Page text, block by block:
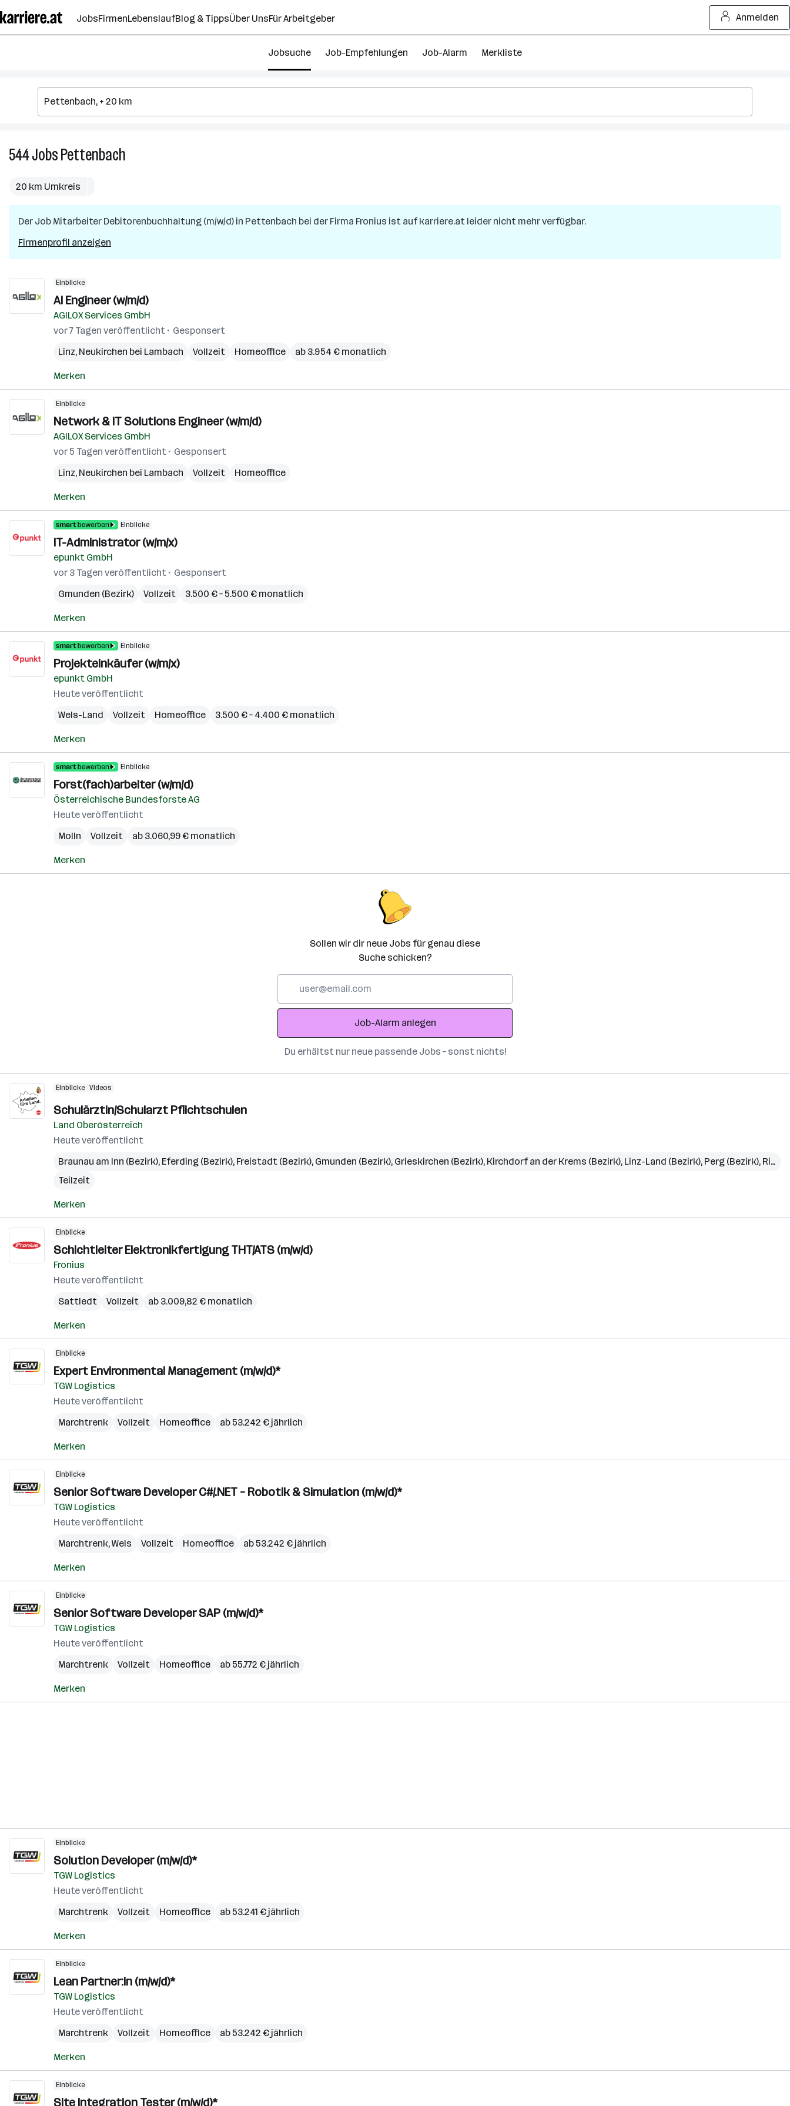
Seiteninhalt
springen
JobsFirmenLebenslaufBlog & TippsÜber UnsFür Arbeitgeber Anmelden
Jobsuche Job-Empfehlungen Job-Alarm Merkliste
544JobsPettenbach
20 km Umkreis
Der Job Mitarbeiter Debitorenbuchhaltung (m/w/d) in Pettenbach bei der Firma Fronius ist auf karriere.at leider nicht mehr verfügbar.
Firmenprofil anzeigen
Einblicke
AI Engineer (w/m/d)
AGILOX Services GmbH
vor 7 Tagen veröffentlicht
Gesponsert
Linz, Neukirchen bei Lambach Vollzeit Homeoffice ab 3.954 € monatlich
Merken
Einblicke
Network & IT Solutions Engineer (w/m/d)
AGILOX Services GmbH
vor 5 Tagen veröffentlicht
Gesponsert
Linz, Neukirchen bei Lambach Vollzeit Homeoffice
Merken
Einblicke
IT-Administrator (w/m/x)
epunkt GmbH
vor 3 Tagen veröffentlicht
Gesponsert
Gmunden (Bezirk)
Vollzeit 3.500 € – 5.500 € monatlich
Merken
Einblicke
Projekteinkäufer (w/m/x)
epunkt GmbH
Heute veröffentlicht
Wels-Land
Vollzeit Homeoffice 3.500 € – 4.400 € monatlich
Merken
Einblicke
Forst(fach)arbeiter (w/m/d)
Österreichische Bundesforste AG
Heute veröffentlicht
Molln
Vollzeit ab 3.060,99 € monatlich
Merken
Sollen wir dir neue Jobs für genau diese
Suche schicken?
Adresse
Job-Alarm anlegen
Du erhältst nur neue passende Jobs – sonst nichts!
Einblicke Videos
Schulärztin/Schularzt Pflichtschulen
Land Oberösterreich
Heute veröffentlicht
Braunau am Inn (Bezirk), Eferding (Bezirk), Freistadt (Bezirk), Gmunden (Bezirk), Grieskirchen (Bezirk), Kirchdorf an der Krems (Bezirk), Linz-Land (Bezirk), Perg (Bezirk), Ried im Innkreis (Bezirk)
Teilzeit
Merken
Einblicke
Schichtleiter Elektronikfertigung THT/ATS (m/w/d)
Fronius
Heute veröffentlicht
Sattledt
Vollzeit ab 3.009,82 € monatlich
Merken
Einblicke
Expert Environmental Management (m/w/d)*
TGW Logistics
Heute veröffentlicht
Marchtrenk
Vollzeit Homeoffice ab 53.242 € jährlich
Merken
Einblicke
Senior Software Developer C#/.NET – Robotik & Simulation (m/w/d)*
TGW Logistics
Heute veröffentlicht
Marchtrenk,Wels Vollzeit Homeoffice ab 53.242 € jährlich
Merken
Einblicke
Senior Software Developer SAP (m/w/d)*
TGW Logistics
Heute veröffentlicht
Marchtrenk
Vollzeit Homeoffice ab 55.772 € jährlich
Merken
Einblicke
Solution Developer (m/w/d)*
TGW Logistics
Heute veröffentlicht
Marchtrenk
Vollzeit Homeoffice ab 53.241 € jährlich
Merken
Einblicke
Lean Partner:in (m/w/d)*
TGW Logistics
Heute veröffentlicht
Marchtrenk
Vollzeit Homeoffice ab 53.242 € jährlich
Merken
Einblicke
Site Integration Tester (m/w/d)*